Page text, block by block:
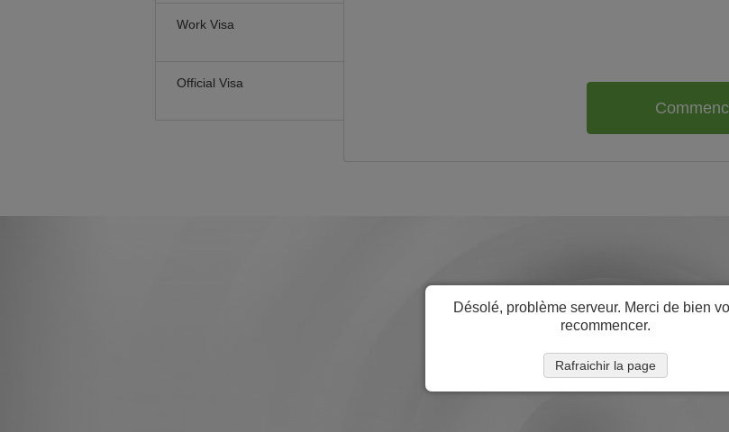
Work Visa
Official Visa
Désolé, problème serveur. Merci de bien
recommencer.
Rafraichir la page